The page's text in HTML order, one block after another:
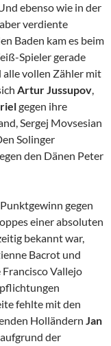
ebenso wie in der
verdiente
Baden kam es beim
Spieler gerade
alle vollen Zähler mit
Artur Jussupov,
gegen ihre
Sergej Movsesian
Solinger
den Dänen Peter
gegen
einer absoluten
bekannt war,
Bacrot und
Vallejo
fehlte mit den
Holländern Jan
aufgrund der